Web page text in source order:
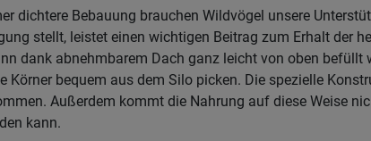
dichtere Bebauung brauchen Wildvögel unsere
stellt, leistet einen wichtigen Beitrag zum Erhalt der
dank abnehmbarem Dach ganz leicht von oben befüllt
bequem aus dem Silo picken. Die spezielle
Außerdem kommt die Nahrung auf diese Weise
kann.